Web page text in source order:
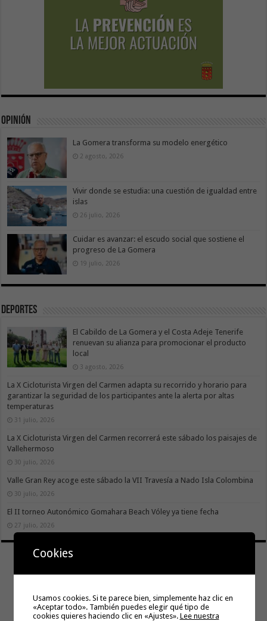
Opinión
La Gomera transforma su modelo energético
2 agosto, 2026
Vivir donde se estudia: una cuestión de igualdad entre
islas
26 julio, 2026
Cuidar es avanzar: el escudo social que sostiene el
progreso de La Gomera
19 julio, 2026
Deportes
El Cabildo de La Gomera y el Costa Adeje Tenerife
renuevan su alianza para promocionar el producto
local
3 agosto, 2026
La X Cicloturista Virgen del Carmen adapta su recorrido y horario para
garantizar la seguridad de los participantes ante la alerta por altas
temperaturas
31 julio, 2026
La X Cicloturista Virgen del Carmen recorrerá este sábado los paisajes de
Vallehermoso
30 julio, 2026
Valle Gran Rey acoge este sábado la VII Travesía a Nado Isla Colombina
30 julio, 2026
El II torneo Autonómico Gomahara Beach Vóley ya tiene fecha
27 julio, 2026
Cookies
Usamos cookies. Si te parece bien, simplemente haz clic en
«Aceptar todo». También puedes elegir qué tipo de
cookies quieres haciendo clic en «Ajustes». Lee nuestra